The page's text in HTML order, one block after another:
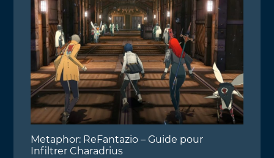
Metaphor: ReFantazio – Guide pour
Infiltrer Charadrius